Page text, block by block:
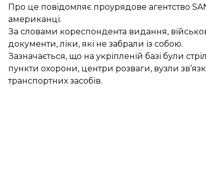
Про це повідомляє проурядове агентство
американці.
За словами кореспондента видання,
документи, ліки, які не забрали із собою.
Зазначається, що на укріпленій базі були
пункти охорони, центри розваги, вузли
транспортних засобів.